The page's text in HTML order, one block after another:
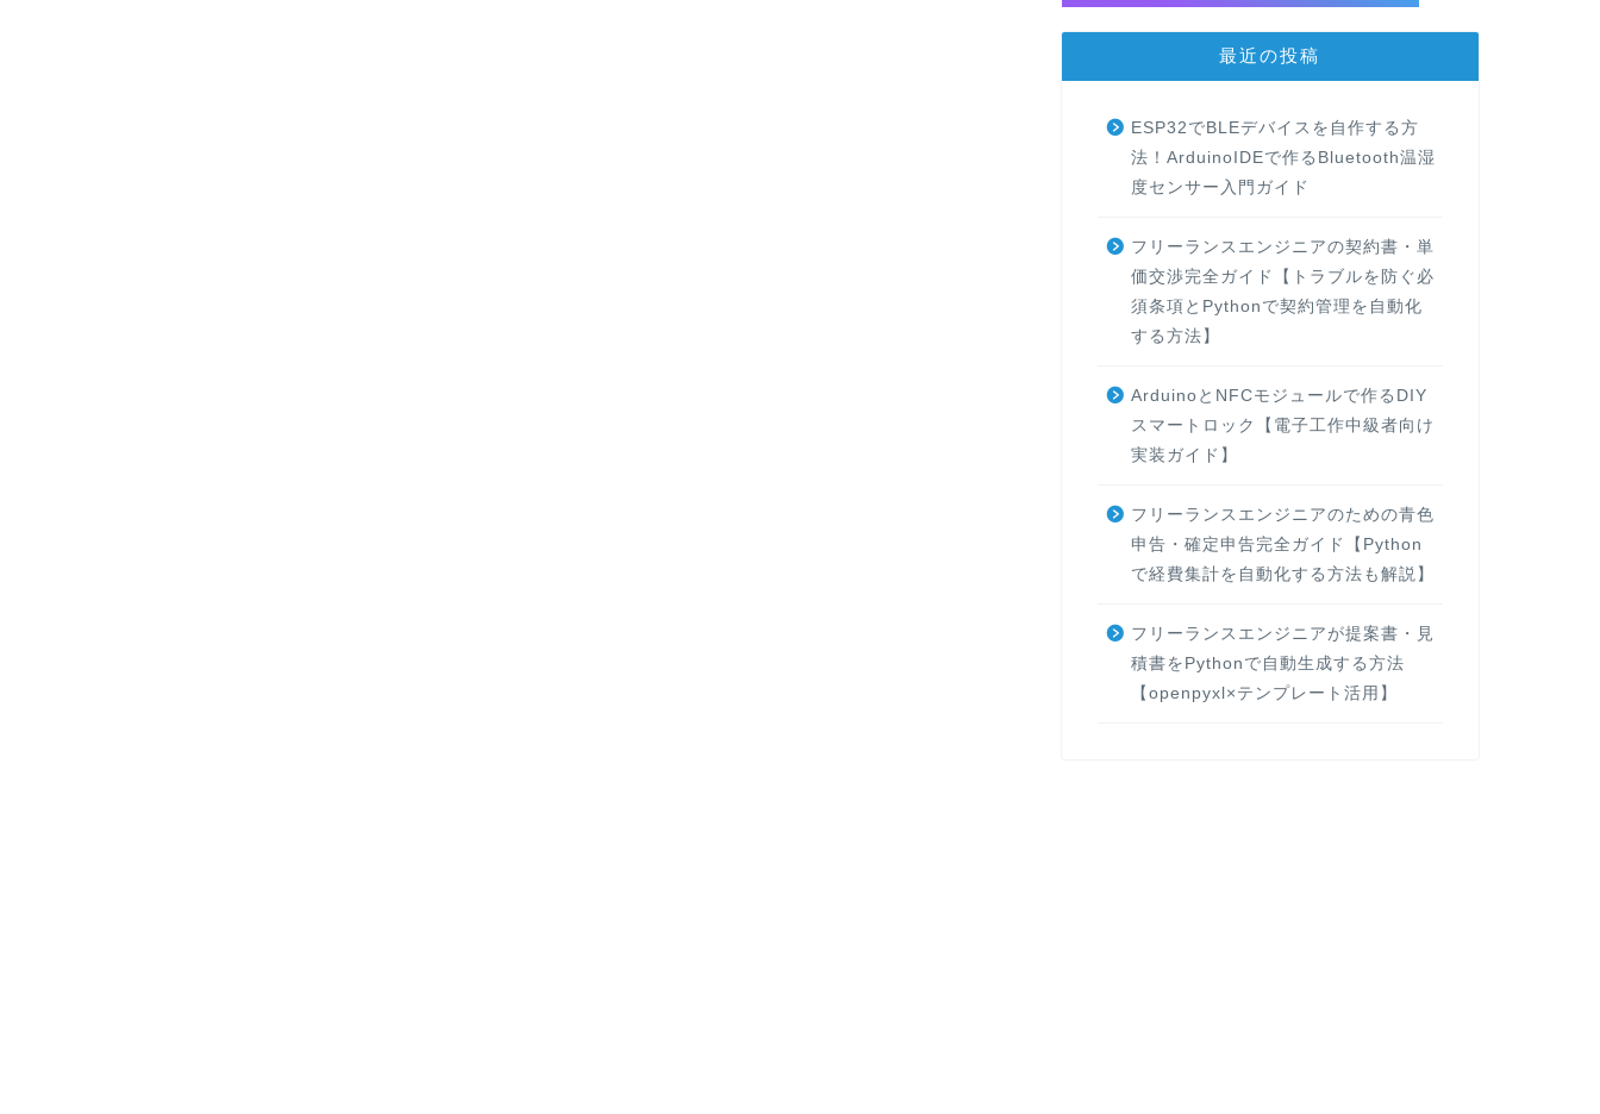
最近の投稿
ESP32でBLEデバイスを自作する方
法！ArduinoIDEで作るBluetooth温湿
度センサー入門ガイド
フリーランスエンジニアの契約書・単
価交渉完全ガイド【トラブルを防ぐ必
須条項とPythonで契約管理を自動化
する方法】
ArduinoとNFCモジュールで作るDIY
スマートロック【電子工作中級者向け
実装ガイド】
フリーランスエンジニアのための青色
申告・確定申告完全ガイド【Python
で経費集計を自動化する方法も解説】
フリーランスエンジニアが提案書・見
積書をPythonで自動生成する方法
【openpyxl×テンプレート活用】